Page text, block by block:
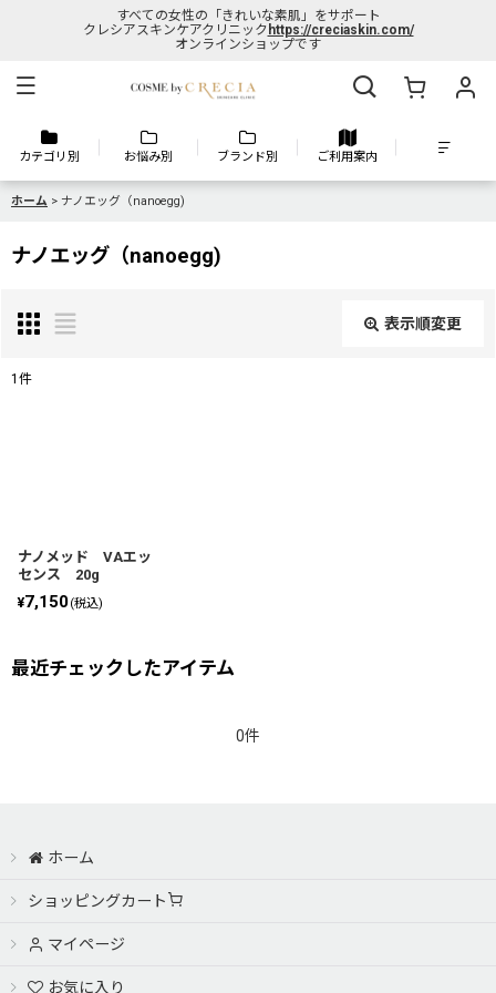
すべての女性の「きれいな素肌」をサポート
クレシアスキンケアクリニック https://creciaskin.com/
オンラインショップです
カテゴリ別 お悩み別 ブランド別 ご利用案内
ホーム > ナノエッグ（nanoegg)
ナノエッグ（nanoegg)
表示順変更
1 件
ナノメッド VAエッ
センス 20g
¥7,150(税込)
最近チェックしたアイテム
0件
ホーム
ショッピングカート
マイページ
お気に入り